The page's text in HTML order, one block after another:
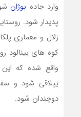
وارد جاده بوژان
پدیدار شود.
زلال و معماری
کوه های بینالود
واقع شده که
ییلاقی شود و
دوچندان شود.